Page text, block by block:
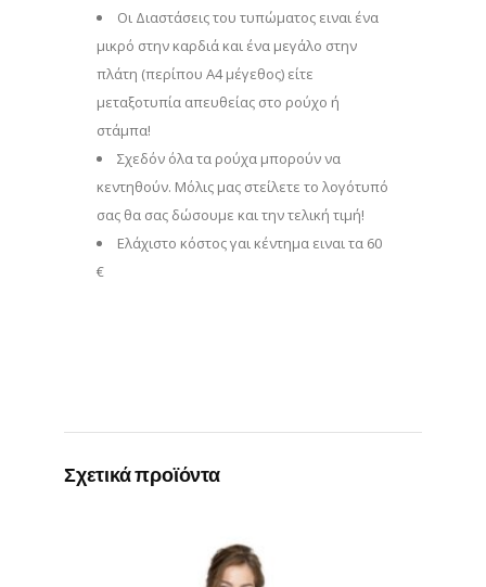
Οι Διαστάσεις του τυπώματος ειναι ένα
μικρό στην καρδιά και ένα μεγάλο στην
πλάτη (περίπου Α4 μέγεθος) είτε
μεταξοτυπία απευθείας στο ρούχο ή
στάμπα!
Σχεδόν όλα τα ρούχα μπορούν να
κεντηθούν. Μόλις μας στείλετε το λογότυπό
σας θα σας δώσουμε και την τελική τιμή!
Eλάχιστο κόστος γαι κέντημα ειναι τα 60
€
Σχετικά προϊόντα